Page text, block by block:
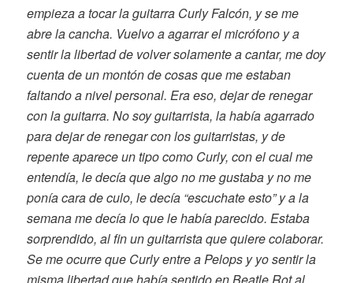
empieza a tocar la guitarra Curly Falcón, y se me
abre la cancha. Vuelvo a agarrar el micrófono y a
sentir la libertad de volver solamente a cantar, me doy
cuenta de un montón de cosas que me estaban
faltando a nivel personal. Era eso, dejar de renegar
con la guitarra. No soy guitarrista, la había agarrado
para dejar de renegar con los guitarristas, y de
repente aparece un tipo como Curly, con el cual me
entendía, le decía que algo no me gustaba y no me
ponía cara de culo, le decía “escuchate esto” y a la
semana me decía lo que le había parecido. Estaba
sorprendido, al fin un guitarrista que quiere colaborar.
Se me ocurre que Curly entre a Pelops y yo sentir la
misma libertad que había sentido en Beatle Rot al